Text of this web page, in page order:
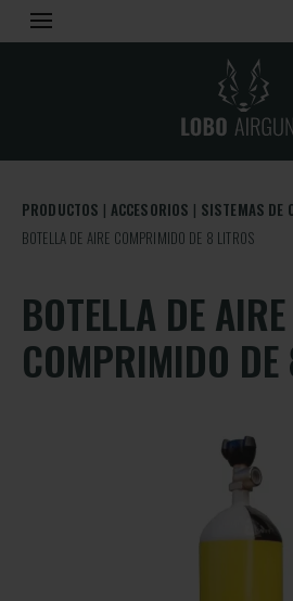
PRODUCTOS ACCESORIOS
SISTEMAS DE
BOTELLA DE AIRE COMPRIMIDO DE 8 LITROS
BOTELLA DE AIRE
COMPRIMIDO